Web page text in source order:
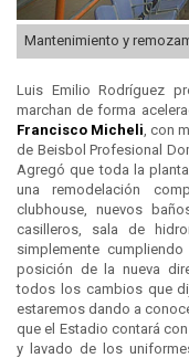
Mantenimiento y
Luis Emilio Rodríguez
marchan de forma
Francisco Micheli , con
de Beisbol Profesional
Agregó que toda la
una remodelación
clubhouse, nuevos
casilleros, sala de
simplemente
posición de la nueva
todos los cambios que
estaremos dando a
que el Estadio contará
y lavado de los